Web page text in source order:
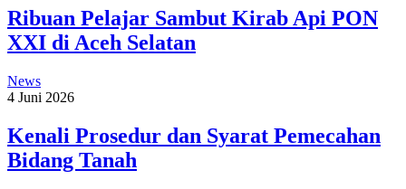
Ribuan Pelajar Sambut Kirab Api PON
XXI di Aceh Selatan
News
4 Juni 2026
Kenali Prosedur dan Syarat Pemecahan
Bidang Tanah